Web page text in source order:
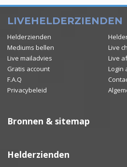
LIVEHELDERZIENDEN
Helderzienden
Mediums bellen
Live
Live mailadvies
Live
Gratis account
Login
F.A.Q
Privacybeleid
Bronnen & sitemap
Helderzienden